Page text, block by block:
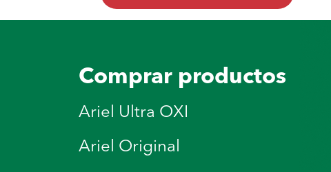
Comprar productos
Ariel Ultra OXI
Ariel Original